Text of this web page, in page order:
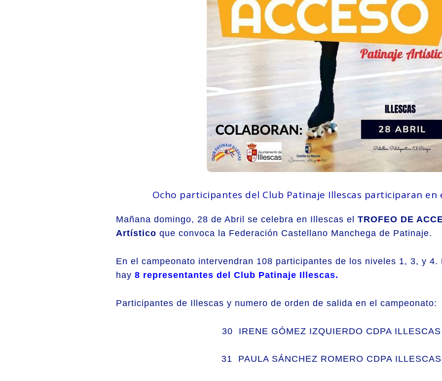
Ocho participantes del Club Patinaje Illescas participaran en
Mañana domingo, 28 de Abril se celebra en Illescas el TROFEO DE
Artístico que convoca la Federación Castellano Manchega de Patinaje.
En el campeonato intervendran 108 participantes de los niveles 1, 3, y
hay 8 representantes del Club Patinaje Illescas.
Participantes de Illescas y numero de orden de salida en el campeonato:
30 IRENE GÓMEZ IZQUIERDO CDPA ILLESCAS
31 PAULA SÁNCHEZ ROMERO CDPA ILLESCAS